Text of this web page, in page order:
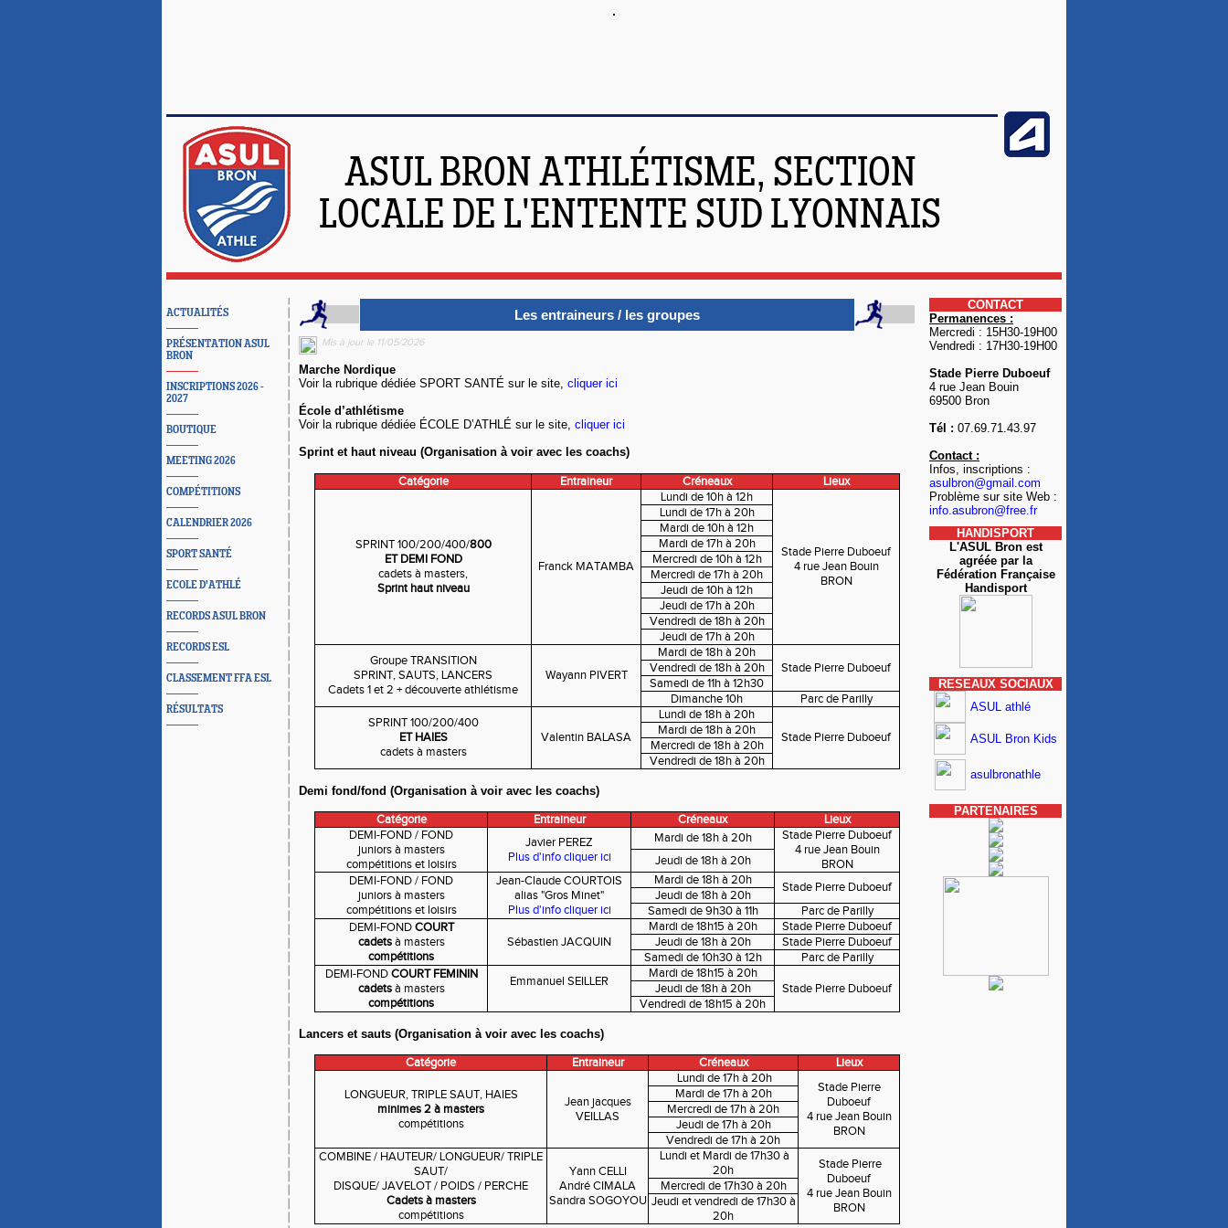
ASUL BRON ATHLÉTISME, SECTION
LOCALE DE L'ENTENTE SUD LYONNAIS
ACTUALITÉS
PRÉSENTATION ASUL
BRON
INSCRIPTIONS 2026 -
2027
BOUTIQUE
MEETING 2026
COMPÉTITIONS
CALENDRIER 2026
SPORT SANTÉ
ECOLE D'ATHLÉ
RECORDS ASUL BRON
RECORDS ESL
CLASSEMENT FFA ESL
RÉSULTATS
Les entraineurs / les groupes
Mis à jour le 11/05/2026
Marche Nordique
Voir la rubrique dédiée SPORT SANTÉ sur le site, cliquer ici
École d’athlétisme
Voir la rubrique dédiée ÉCOLE D’ATHLÉ sur le site, cliquer ici
Sprint et haut niveau (Organisation à voir avec les coachs)
Catégorie Entraineur Créneaux Lieux
SPRINT 100/200/400/800
ET DEMI FOND
cadets à masters,
Sprint haut niveau
Franck MATAMBA
Lundi de 10h à 12h
Stade Pierre Duboeuf
4 rue Jean Bouin
BRON
Lundi de 17h à 20h
Mardi de 10h à 12h
Mardi de 17h à 20h
Mercredi de 10h à 12h
Mercredi de 17h à 20h
Jeudi de 10h à 12h
Jeudi de 17h à 20h
Vendredi de 18h à 20h
Jeudi de 17h à 20h
Groupe TRANSITION
SPRINT, SAUTS, LANCERS
Cadets 1 et 2 + découverte athlétisme
Wayann PIVERT
Mardi de 18h à 20h
Stade Pierre Duboeuf
Vendredi de 18h à 20h
Samedi de 11h à 12h30
Dimanche 10h
Parc de Parilly
SPRINT 100/200/400
ET HAIES
cadets à masters
Valentin BALASA
Lundi de 18h à 20h
Stade Pierre Duboeuf
Mardi de 18h à 20h
Mercredi de 18h à 20h
Vendredi de 18h à 20h
Demi fond/fond (Organisation à voir avec les coachs)
Catégorie Entraineur Créneaux
Lieux
DEMI-FOND / FOND
juniors à masters
compétitions et loisirs
Javier PEREZ
Plus d'info cliquer ici
Mardi de 18h à 20h
Stade Pierre Duboeuf
4 rue Jean Bouin
BRON
Jeudi de 18h à 20h
DEMI-FOND / FOND
juniors à masters
compétitions et loisirs
Jean-Claude COURTOIS
alias "Gros Minet"
Plus d'info cliquer ici
Mardi de 18h à 20h Stade Pierre Duboeuf
Jeudi de 18h à 20h
Samedi de 9h30 à 11h
Parc de Parilly
DEMI-FONDCOURT
cadetsà masters
compétitions
Sébastien JACQUIN
Mardi de 18h15 à 20h
Stade Pierre Duboeuf
Jeudi de 18h à 20h
Stade Pierre Duboeuf
Samedi de 10h30 à 12h
Parc de Parilly
DEMI-FONDCOURT FEMININ
cadetsà masters
compétitions
Emmanuel SEILLER
Mardi de 18h15 à 20h
Stade Pierre Duboeuf
Jeudi de 18h à 20h
Vendredi de 18h15 à 20h
Lancers et sauts (Organisation à voir avec les coachs)
Catégorie Entraineur Créneaux Lieux
LONGUEUR, TRIPLE SAUT, HAIES
minimes 2 à masters
compétitions
Jean jacques
VEILLAS
Lundi de 17h à 20h
Stade Pierre
Duboeuf
4 rue Jean Bouin
BRON
Mardi de 17h à 20h
Mercredi de 17h à 20h
Jeudi de 17h à 20h
Vendredi de 17h à 20h
COMBINE / HAUTEUR/ LONGUEUR/ TRIPLE
SAUT/
DISQUE/ JAVELOT / POIDS / PERCHE
Cadets à masters
compétitions
Yann CELLI
André CIMALA
Sandra SOGOYOU
Lundi et Mardi de 17h30 à
20h
Stade Pierre
Duboeuf
4 rue Jean Bouin
BRON
Mercredi de 17h30 à 20h
Jeudi et vendredi de 17h30 à
20h
CONTACT
Permanences :
Mercredi : 15H30-19H00
Vendredi : 17H30-19H00
Stade Pierre Duboeuf
4 rue Jean Bouin
69500 Bron
Tél : 07.69.71.43.97
Contact :
Infos, inscriptions :
asulbron@gmail.com
Problème sur site Web :
info.asubron@free.fr
HANDISPORT
L'ASUL Bron est
agréée par la
Fédération Française
Handisport
RESEAUX SOCIAUX
ASUL athlé
ASUL Bron Kids
asulbronathle
PARTENAIRES